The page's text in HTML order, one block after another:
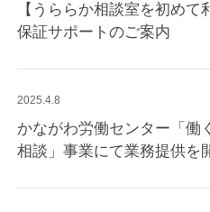
【うららか相談室を初め
保証サポートのご案内
2025.4.8
かながわ労働センター「働
相談」事業にて業務提供を